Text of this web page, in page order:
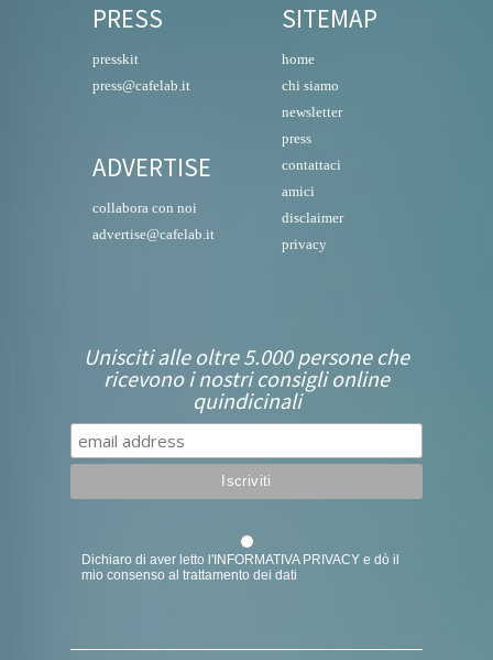
PRESS
presskit
press@cafelab.it
ADVERTISE
collabora con noi
advertise@cafelab.it
SITEMAP
home
chi siamo
newsletter
press
contattaci
amici
disclaimer
privacy
Unisciti alle oltre 5.000 persone che
ricevono i nostri consigli online
quindicinali
Dichiaro di aver letto l' INFORMATIVA PRIVACY e dò il
mio consenso al trattamento dei dati